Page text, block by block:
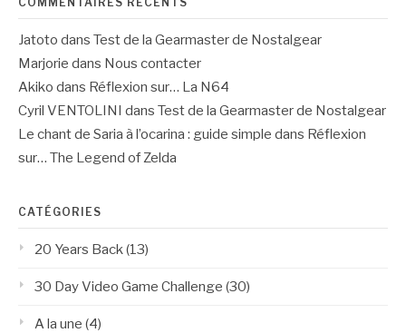
Jatoto dans Test de la Gearmaster de Nostalgear
Marjorie dans Nous contacter
Akiko dans Réflexion sur… La N64
Cyril VENTOLINI dans Test de la Gearmaster de Nostalgear
Le chant de Saria à l’ocarina : guide simple dans Réflexion
sur… The Legend of Zelda
CATÉGORIES
20 Years Back(13)
30 Day Video Game Challenge (30)
A la une (4)